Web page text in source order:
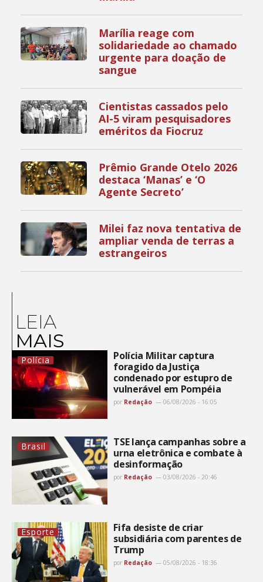
Marília reage com
solidariedade ao chamado
urgente para doação de
sangue
Cientistas cassados pelo
AI-5 viram pesquisadores
eméritos da Fiocruz
Prêmio Grande Otelo 2026
destaca ‘Manas’ e ‘O
Agente Secreto’
Milei faz nova tentativa de
ampliar venda de terras a
estrangeiros
LEIA
MAIS
Polícia
Polícia Militar captura
foragido da Justiça
condenado por estupro de
vulnerável em Pompéia
por Redação 06/08/2026 - 16:05
Brasil
TSE lança campanhas sobre a
urna eletrônica e combate à
desinformação
por Redação 03/08/2026 - 20:46
Esporte
Fifa desiste de criar
subsidiária com parentes de
Trump
por Redação 05/08/2026 - 18:36